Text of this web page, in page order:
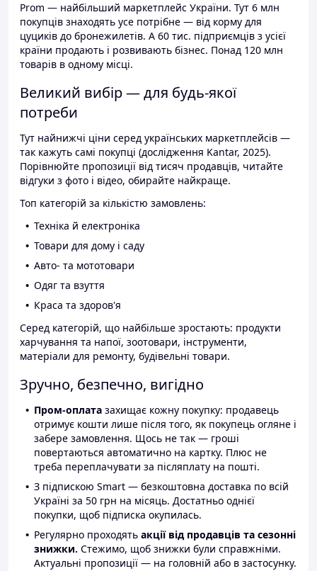
Prom — найбільший маркетплейс України. Тут 6 млн
покупців знаходять усе потрібне — від корму для
цуциків до бронежилетів. А 60 тис. підприємців з усієї
країни продають і розвивають бізнес. Понад 120 млн
товарів в одному місці.
Великий вибір — для будь-якої
потреби
Тут найнижчі ціни серед українських маркетплейсів —
так кажуть самі покупці (дослідження Kantar, 2025).
Порівнюйте пропозиції від тисяч продавців, читайте
відгуки з фото і відео, обирайте найкраще.
Топ категорій за кількістю замовлень:
Техніка й електроніка
Товари для дому і саду
Авто- та мототовари
Одяг та взуття
Краса та здоров'я
Серед категорій, що найбільше зростають: продукти
харчування та напої, зоотовари, інструменти,
матеріали для ремонту, будівельні товари.
Зручно, безпечно, вигідно
Пром-оплата захищає кожну покупку: продавець
отримує кошти лише після того, як покупець огляне і
забере замовлення. Щось не так — гроші
повертаються автоматично на картку. Плюс не
треба переплачувати за післяплату на пошті.
З підпискою Smart — безкоштовна доставка по всій
Україні за 50 грн на місяць. Достатньо однієї
покупки, щоб підписка окупилась.
Регулярно проходять акції від продавців та сезонні
знижки. Стежимо, щоб знижки були справжніми.
Актуальні пропозиції — на головній або в застосунку.